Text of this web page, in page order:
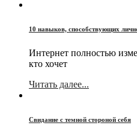
10 навыков, способствующих
Интернет полностью
кто хочет
Читать далее...
Свидание с темной стороной себя